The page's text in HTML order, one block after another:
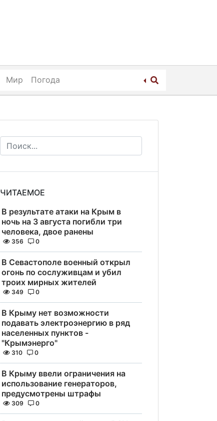
Мир Погода
ЧИТАЕМОЕ
В результате атаки на Крым в
ночь на 3 августа погибли три
человека, двое ранены
356 0
В Севастополе военный открыл
огонь по сослуживцам и убил
троих мирных жителей
349 0
В Крыму нет возможности
подавать электроэнергию в ряд
населенных пунктов -
"Крымэнерго"
310 0
В Крыму ввели ограничения на
использование генераторов,
предусмотрены штрафы
309 0